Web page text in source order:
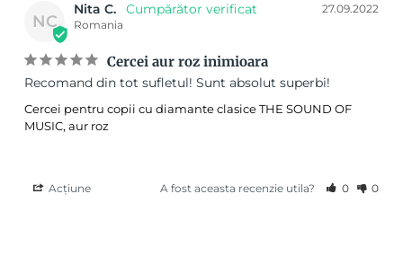
NC
27.09.2022
Nita C.
Romania
Cercei aur roz inimioara
Recomand din tot sufletul! Sunt absolut superbi!
Cercei pentru copii cu diamante clasice THE SOUND OF
MUSIC, aur roz
Acțiune A fost aceasta recenzie utila? 0 0